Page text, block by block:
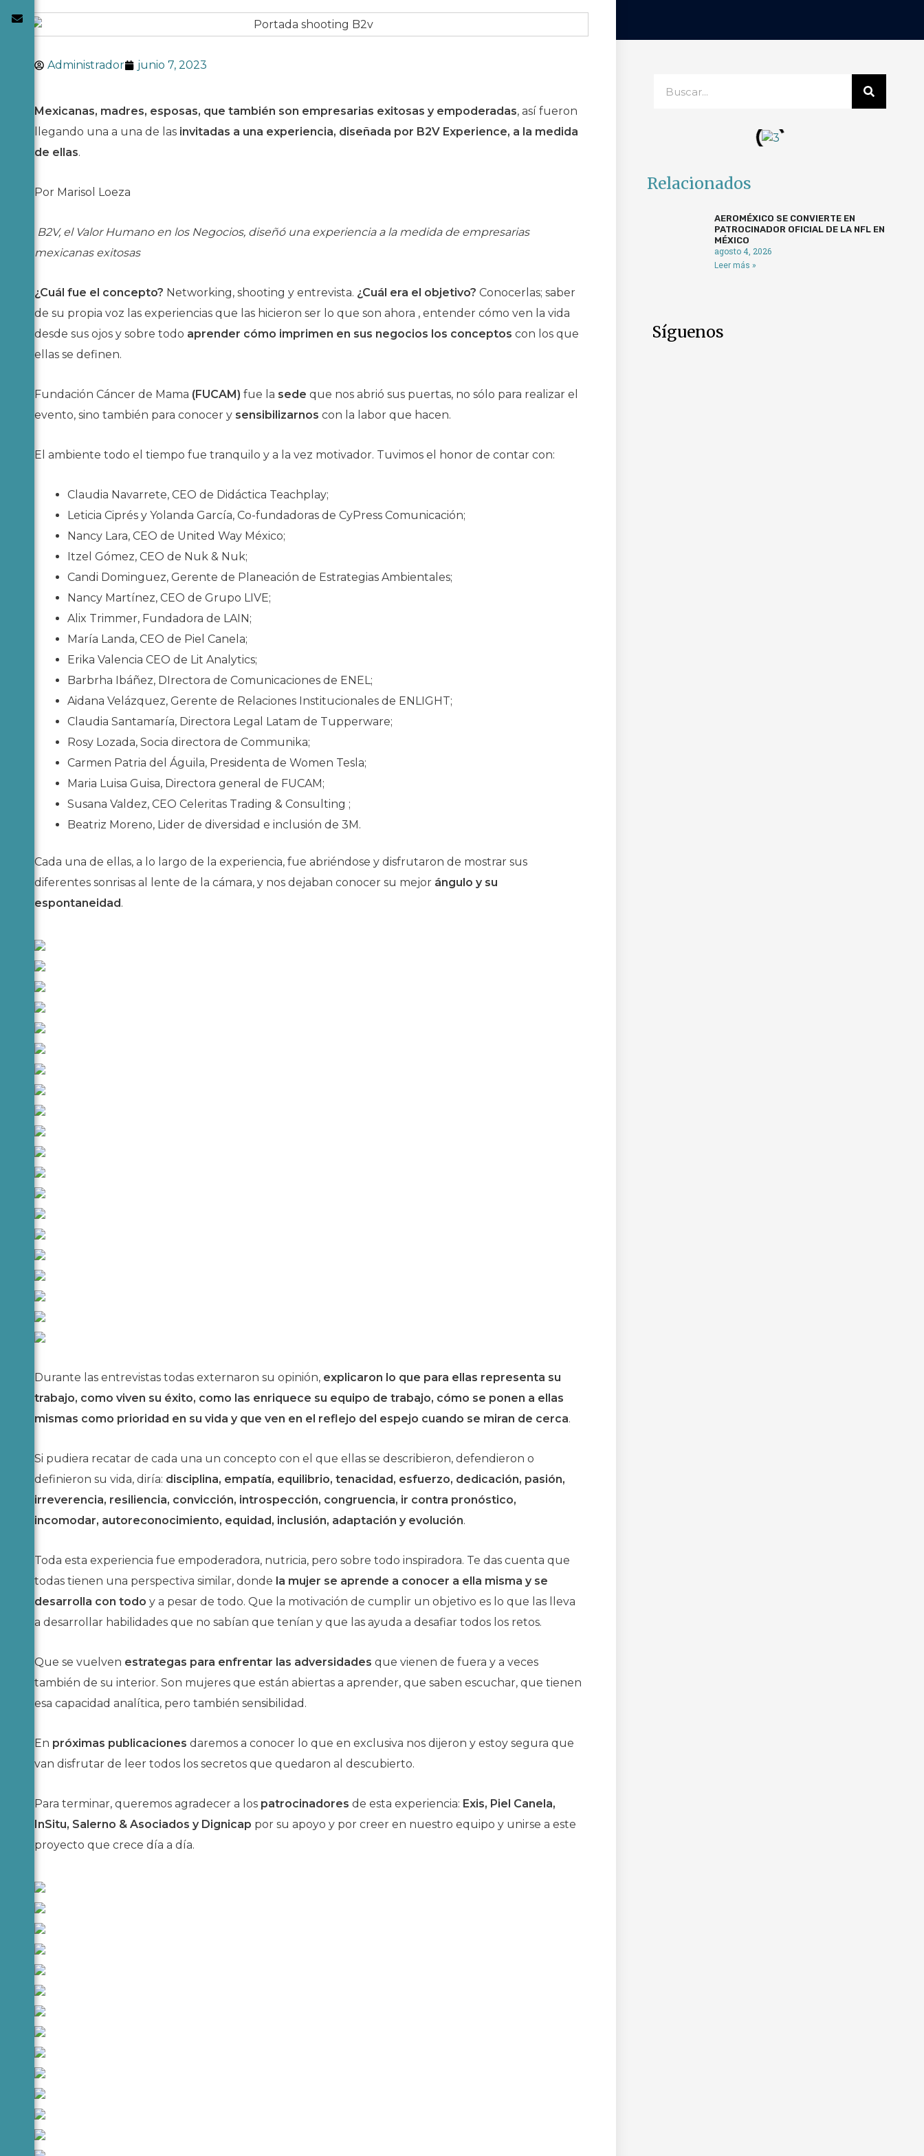
Administrador junio 7, 2023
Mexicanas, madres, esposas, que también son empresarias exitosas y empoderadas, así fueron
llegando una a una de las invitadas a una experiencia, diseñada por B2V Experience, a la medida
de ellas.
Por Marisol Loeza
B2V, el Valor Humano en los Negocios, diseñó una experiencia a la medida de empresarias
mexicanas exitosas
¿Cuál fue el concepto? Networking, shooting y entrevista. ¿Cuál era el objetivo? Conocerlas; saber
de su propia voz las experiencias que las hicieron ser lo que son ahora , entender cómo ven la vida
desde sus ojos y sobre todo aprender cómo imprimen en sus negocios los conceptos con los que
ellas se definen.
Fundación Cáncer de Mama (FUCAM) fue la sede que nos abrió sus puertas, no sólo para realizar el
evento, sino también para conocer y sensibilizarnos con la labor que hacen.
El ambiente todo el tiempo fue tranquilo y a la vez motivador. Tuvimos el honor de contar con:
Claudia Navarrete, CEO de Didáctica Teachplay;
Leticia Ciprés y Yolanda García, Co-fundadoras de CyPress Comunicación;
Nancy Lara, CEO de United Way México;
Itzel Gómez, CEO de Nuk & Nuk;
Candi Dominguez, Gerente de Planeación de Estrategias Ambientales;
Nancy Martínez, CEO de Grupo LIVE;
Alix Trimmer, Fundadora de LAIN;
María Landa, CEO de Piel Canela;
Erika Valencia CEO de Lit Analytics;
Barbrha Ibáñez, DIrectora de Comunicaciones de ENEL;
Aidana Velázquez, Gerente de Relaciones Institucionales de ENLIGHT;
Claudia Santamaría, Directora Legal Latam de Tupperware;
Rosy Lozada, Socia directora de Communika;
Carmen Patria del Águila, Presidenta de Women Tesla;
Maria Luisa Guisa, Directora general de FUCAM;
Susana Valdez, CEO Celeritas Trading & Consulting ;
Beatriz Moreno, Lider de diversidad e inclusión de 3M.
Cada una de ellas, a lo largo de la experiencia, fue abriéndose y disfrutaron de mostrar sus
diferentes sonrisas al lente de la cámara, y nos dejaban conocer su mejor ángulo y su
espontaneidad.
Durante las entrevistas todas externaron su opinión, explicaron lo que para ellas representa su
trabajo, como viven su éxito, como las enriquece su equipo de trabajo, cómo se ponen a ellas
mismas como prioridad en su vida y que ven en el reflejo del espejo cuando se miran de cerca.
Si pudiera recatar de cada una un concepto con el que ellas se describieron, defendieron o
definieron su vida, diría: disciplina, empatía, equilibrio, tenacidad, esfuerzo, dedicación, pasión,
irreverencia, resiliencia, convicción, introspección, congruencia, ir contra pronóstico,
incomodar, autoreconocimiento, equidad, inclusión, adaptación y evolución.
Toda esta experiencia fue empoderadora, nutricia, pero sobre todo inspiradora. Te das cuenta que
todas tienen una perspectiva similar, donde la mujer se aprende a conocer a ella misma y se
desarrolla con todo y a pesar de todo. Que la motivación de cumplir un objetivo es lo que las lleva
a desarrollar habilidades que no sabían que tenían y que las ayuda a desafiar todos los retos.
Que se vuelven estrategas para enfrentar las adversidades que vienen de fuera y a veces
también de su interior. Son mujeres que están abiertas a aprender, que saben escuchar, que tienen
esa capacidad analítica, pero también sensibilidad.
En próximas publicaciones daremos a conocer lo que en exclusiva nos dijeron y estoy segura que
van disfrutar de leer todos los secretos que quedaron al descubierto.
Para terminar, queremos agradecer a los patrocinadores de esta experiencia: Exis, Piel Canela,
InSitu, Salerno & Asociados y Dignicap por su apoyo y por creer en nuestro equipo y unirse a este
proyecto que crece día a día.
SEARCH
Relacionados
AEROMÉXICO SE CONVIERTE EN
PATROCINADOR OFICIAL DE LA NFL EN
MÉXICO
agosto 4, 2026
Leer más »
Síguenos